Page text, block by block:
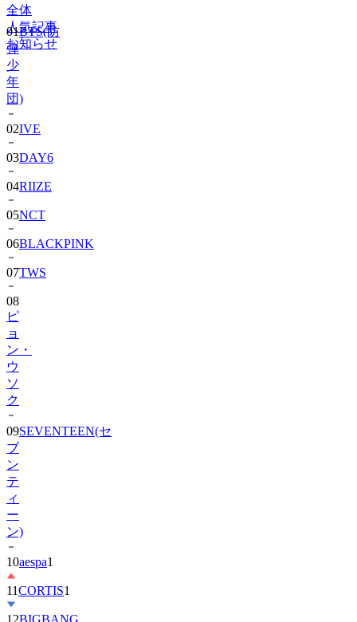
全体
人気記事
お知らせ
01BTS(防
弾
少
年
団)
02 IVE
03DAY6
04RIIZE
05NCT
06BLACKPINK
07TWS
08
ピ
ョ
ン・
ウ
ソ
ク
09
ブ
ン
テ
ィ
ー
ン)
10aespa
11CORTIS
12BIGBANG
13SHINee